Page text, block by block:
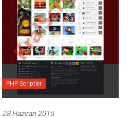
ücretli
temalar,
wordpress
temaları,
temaları,
theme
download
PHP Scriptler
28 Haziran 2015